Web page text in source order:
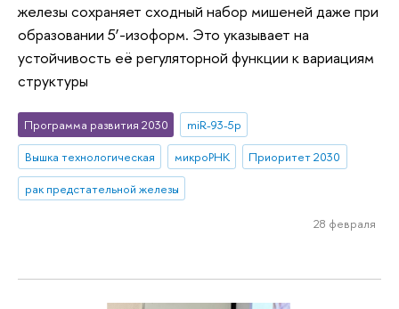
железы сохраняет сходный набор мишеней даже при
образовании 5’-изоформ. Это указывает на
устойчивость её регуляторной функции к вариациям
структуры
Программа развития 2030
miR-93-5p
Вышка технологическая
микроРНК
Приоритет 2030
рак предстательной железы
28 февраля